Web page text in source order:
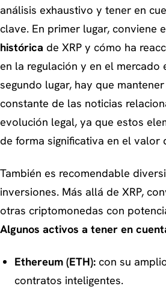
análisis exhaustivo y tener en
clave. En primer lugar, conviene
histórica de XRP y cómo ha
en la regulación y en el mercado
segundo lugar, hay que
constante de las noticias
evolución legal, ya que estos
de forma significativa en el valor
También es recomendable
inversiones. Más allá de XRP,
otras criptomonedas con
Algunos activos a tener en
Ethereum (ETH):con su
contratos inteligentes.